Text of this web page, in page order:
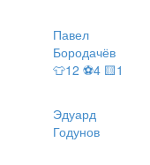
Павел
Бородачёв
👕12 ⚽4 🟨1
Эдуард
Годунов